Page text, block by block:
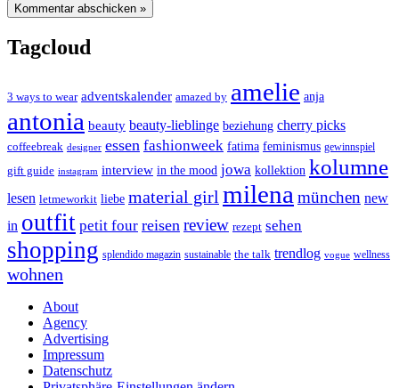
Tagcloud
3 ways to wear adventskalender amazed by amelie anja
antonia beauty beauty-lieblinge beziehung cherry picks
coffeebreak designer essen fashionweek fatima feminismus gewinnspiel
gift guide instagram interview in the mood jowa kollektion kolumne
lesen letmeworkit liebe material girl milena münchen new
in outfit petit four reisen review rezept sehen
shopping splendido magazin sustainable the talk trendlog vogue wellness
wohnen
About
Agency
Advertising
Impressum
Datenschutz